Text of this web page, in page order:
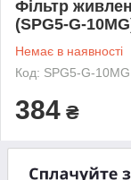
Фільтр
(SPG5-G-
Немає в наявності
Код: SPG5-G-10MG
384 ₴